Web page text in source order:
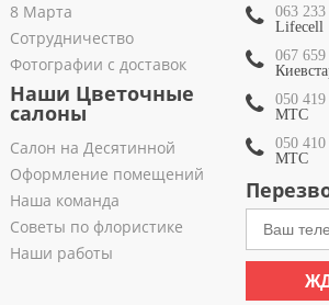
8 Марта
Сотрудничество
Фотографии с доставок
Наши Цветочные
салоны
Салон на Десятинной
Оформление помещений
Наша команда
Советы по флористике
Наши работы
063
Lifecell
067
050
МТС
050
МТС